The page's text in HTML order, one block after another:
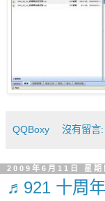
QQBoxy 沒有留言:
2009年6月11日 星期
♬921 十周